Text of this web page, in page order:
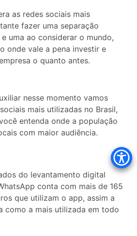
as redes sociais mais
fazer uma separação
uma ao considerar o mundo,
onde vale a pena investir e
o quanto antes.
nesse momento vamos
mais utilizadas no Brasil,
entenda onde a população
com maior audiência.
do levantamento digital
conta com mais de 165
que utilizam o app, assim a
como a mais utilizada em todo